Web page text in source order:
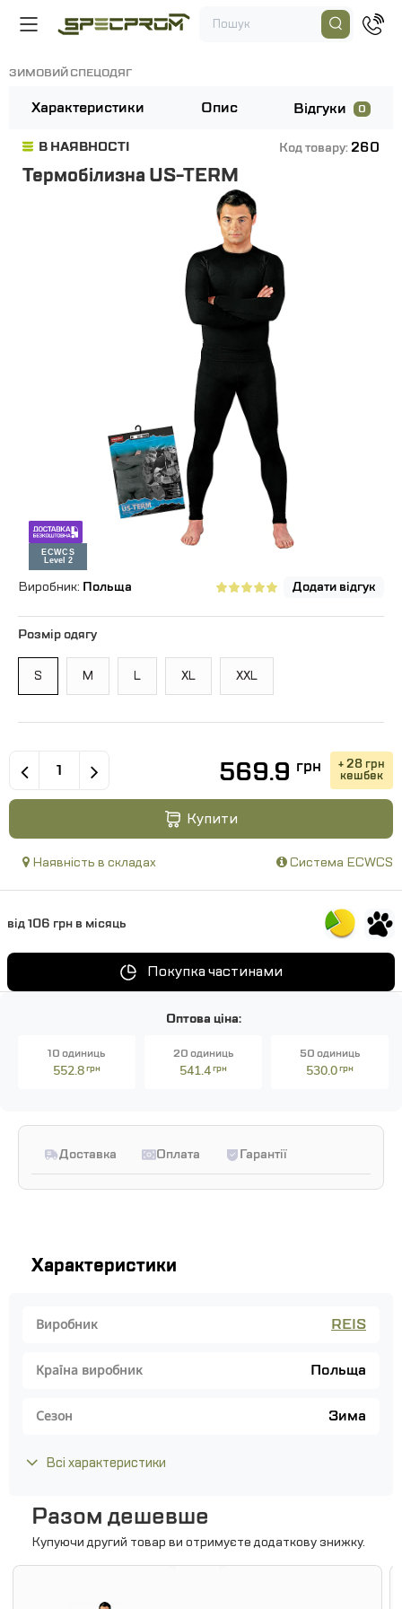
ЗИМОВИЙ СПЕЦОДЯГ
Характеристики Опис Відгуки 0
В НАЯВНОСТІ Код товару: 260
Термобілизна US-TERM
Додати відгук
Виробник: Польща
Розмір одягу
S M L XL XXL
569.9 грн + 28 грн
кешбек
Купити
Наявність в складах Система ECWCS
від 106 грн в місяць
Покупка частинами
Оптова ціна:
10 одиниць
552.8грн
20 одиниць
541.4грн
50 одиниць
530.0грн
Доставка Оплата Гарантії
Характеристики
Виробник REIS
Країна виробник Польща
Сезон Зима
Всі характеристики
Разом дешевше
Купуючи другий товар ви отримуєте додаткову знижку.